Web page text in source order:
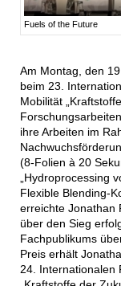
Fuels of the Future
Am Montag, den
beim 23.
Mobilität
ihre Arbeiten im
(8-Folien à 20
„Hydroprocessing
Flexible Blending-
erreichte Jonathan
über den Sieg
Fachpublikums
Preis erhält
24. Internationalen